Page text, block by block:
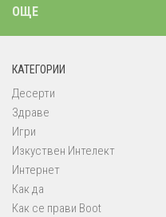
ОЩЕ
КАТЕГОРИИ
Десерти
Здраве
Игри
Изкуствен Интелект
Интернет
Как да
Как се прави Boot